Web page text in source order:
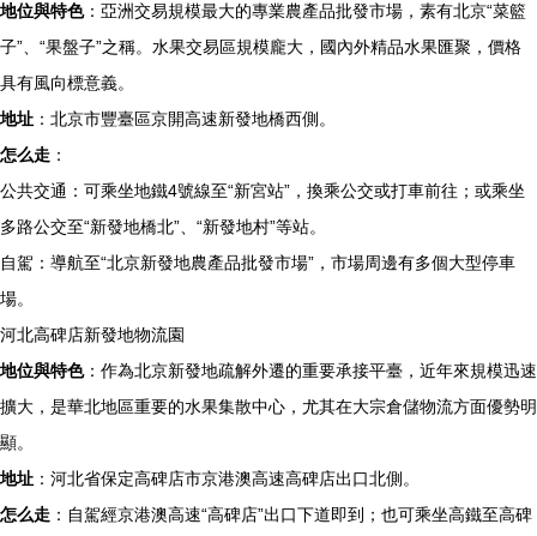
地位與特色：亞洲交易規模最大的專業農產品批發市場，素有北京“菜籃
子”、“果盤子”之稱。水果交易區規模龐大，國內外精品水果匯聚，價格
具有風向標意義。
地址 ：北京市豐臺區京開高速新發地橋西側。
怎么走 ：
公共交通：可乘坐地鐵4號線至“新宮站”，換乘公交或打車前往；或乘坐
多路公交至“新發地橋北”、“新發地村”等站。
自駕：導航至“北京新發地農產品批發市場”，市場周邊有多個大型停車
場。
河北高碑店新發地物流園
地位與特色：作為北京新發地疏解外遷的重要承接平臺，近年來規模迅速
擴大，是華北地區重要的水果集散中心，尤其在大宗倉儲物流方面優勢明
顯。
地址 ：河北省保定高碑店市京港澳高速高碑店出口北側。
怎么走 ：自駕經京港澳高速“高碑店”出口下道即到；也可乘坐高鐵至高碑